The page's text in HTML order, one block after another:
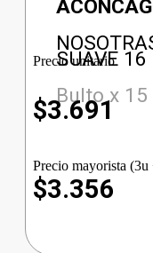
SUAVE 16
Bulto x 15
Precio unitario
$3.691
Precio mayorista (3u
$3.356